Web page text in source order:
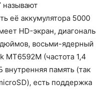
называют
её аккумулятора 5000
HD-экран, диагональ
восьми-ядерный
MT6592M (частота 1,4
внутренняя память (так
есть поддержка